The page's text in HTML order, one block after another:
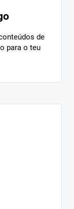
de
para o teu